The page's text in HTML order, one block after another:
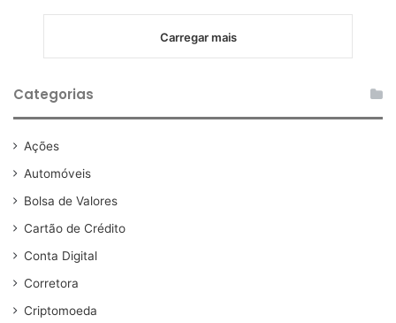
Carregar mais
Categorias
Ações
Automóveis
Bolsa de Valores
Cartão de Crédito
Conta Digital
Corretora
Criptomoeda